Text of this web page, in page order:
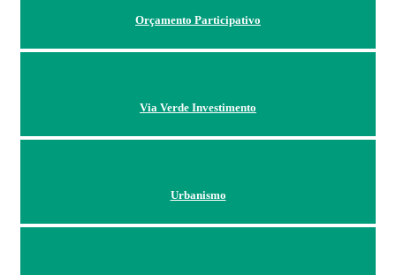
Orçamento Participativo
Via Verde Investimento
Urbanismo